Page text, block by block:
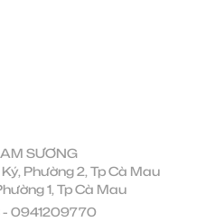
SƯƠNG
Phường 2, Tp Cà Mau
1, Tp Cà Mau
- 0941209770